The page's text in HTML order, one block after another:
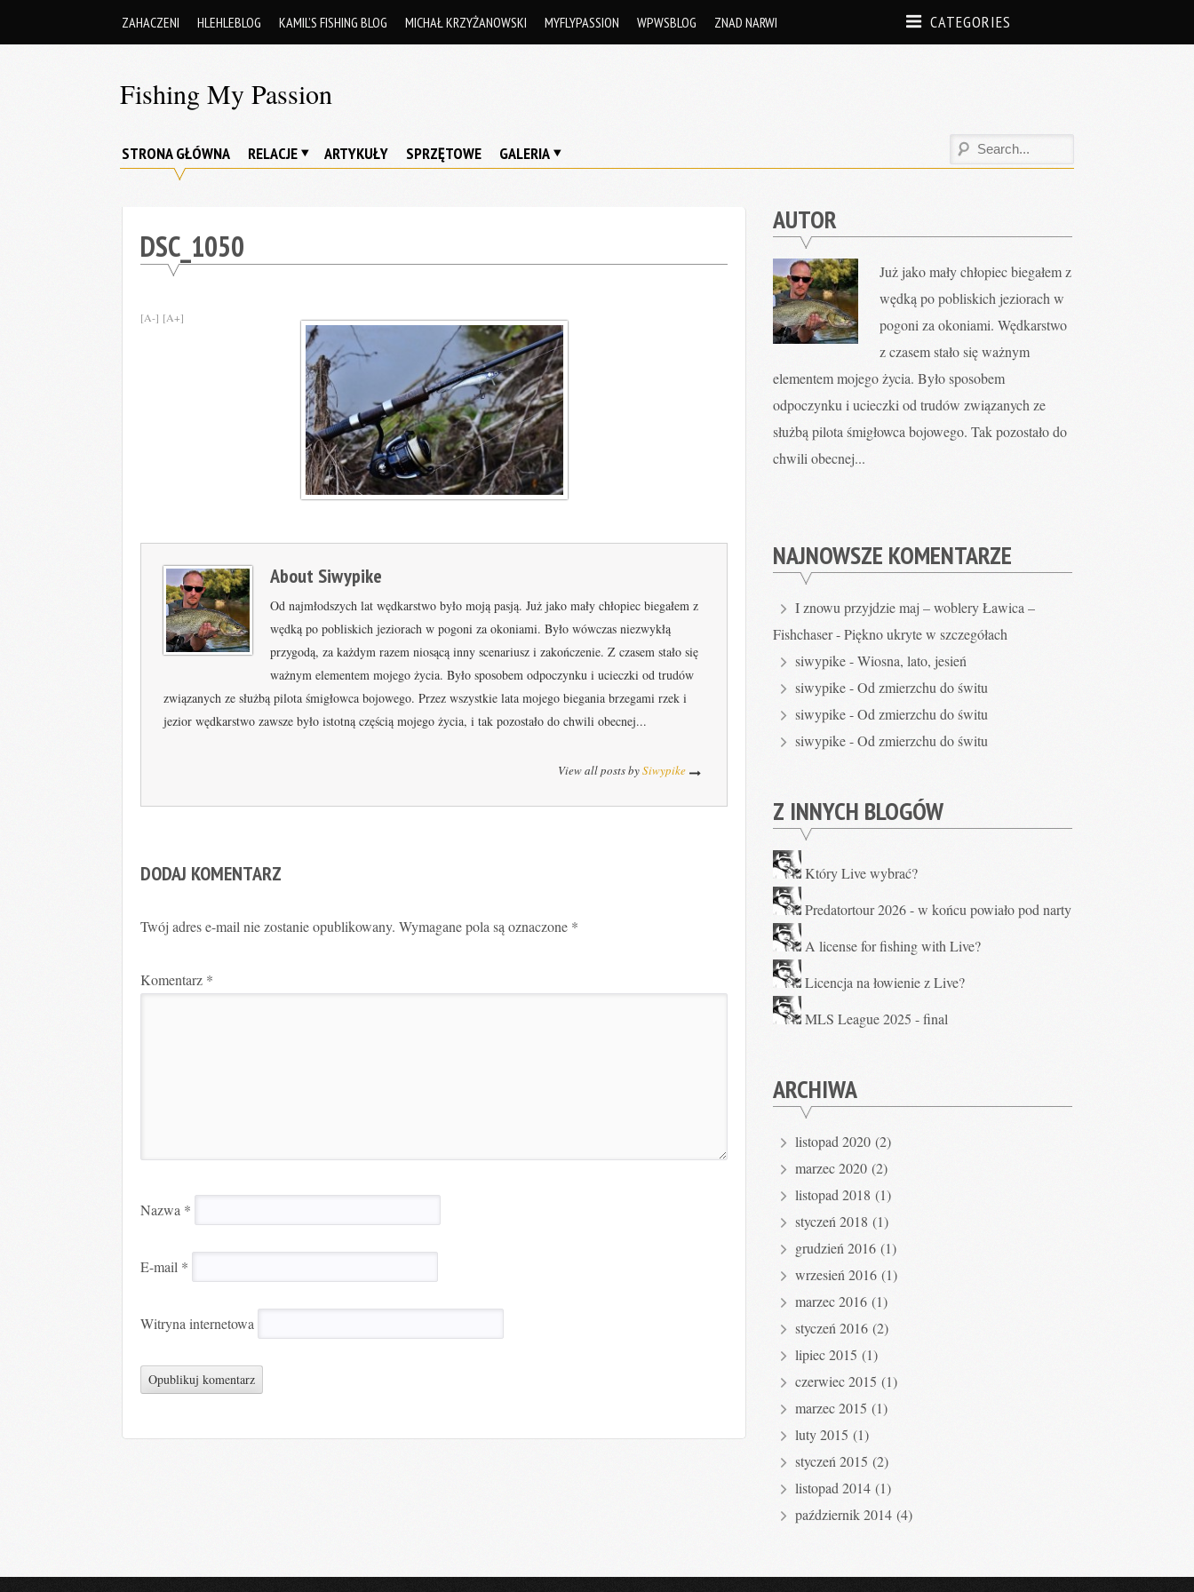
ZAHACZENI HLEHLEBLOG KAMIL’S FISHING BLOG MICHAŁ KRZYŻANOWSKI MYFLYPASSION WPWSBLOG ZNAD NARWI CATEGORIES
Fishing My Passion
blog
STRONA GŁÓWNA RELACJE ARTYKUŁY SPRZĘTOWE GALERIA
DSC_1050
[A-] [A+]
About Siwypike
Od najmłodszych lat wędkarstwo było moją pasją. Już jako mały chłopiec biegałem z
wędką po pobliskich jeziorach w pogoni za okoniami. Było wówczas niezwykłą
przygodą, za każdym razem niosącą inny scenariusz i zakończenie. Z czasem stało się
ważnym elementem mojego życia. Było sposobem odpoczynku i ucieczki od trudów
związanych ze służbą pilota śmigłowca bojowego. Przez wszystkie lata mojego biegania brzegami rzek i
jezior wędkarstwo zawsze było istotną częścią mojego życia, i tak pozostało do chwili obecnej...
View all posts bySiwypike
DODAJ KOMENTARZ
Twój adres e-mail nie zostanie opublikowany. Wymagane pola są oznaczone *
Komentarz *
Nazwa *
E-mail *
Witryna internetowa
AUTOR
Już jako mały chłopiec biegałem z
wędką po pobliskich jeziorach w
pogoni za okoniami. Wędkarstwo
z czasem stało się ważnym
elementem mojego życia. Było sposobem
odpoczynku i ucieczki od trudów związanych ze
służbą pilota śmigłowca bojowego. Tak pozostało do
chwili obecnej...
NAJNOWSZE KOMENTARZE
I znowu przyjdzie maj – woblery Ławica –
Fishchaser-Piękno ukryte w szczegółach
siwypike-Wiosna, lato, jesień
siwypike-Od zmierzchu do świtu
siwypike-Od zmierzchu do świtu
siwypike-Od zmierzchu do świtu
Z INNYCH BLOGÓW
Który Live wybrać?
Predatortour 2026 - w końcu powiało pod narty
A license for fishing with Live?
Licencja na łowienie z Live?
MLS League 2025 - final
ARCHIWA
listopad 2020(2)
marzec 2020(2)
listopad 2018 (1)
styczeń 2018 (1)
grudzień 2016(1)
wrzesień 2016(1)
marzec 2016(1)
styczeń 2016(2)
lipiec 2015 (1)
czerwiec 2015 (1)
marzec 2015 (1)
luty 2015 (1)
styczeń 2015 (2)
listopad 2014(1)
październik 2014(4)